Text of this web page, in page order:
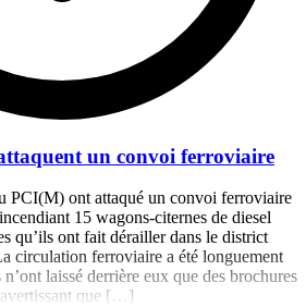
un convoi ferroviaire
PCI(M) ont attaqué un convoi ferroviaire
15 wagons-citernes de diesel
qu’ils ont fait dérailler dans le district
circulation ferroviaire a été longuement
laissé derrière eux que des brochures
avertissant que […]